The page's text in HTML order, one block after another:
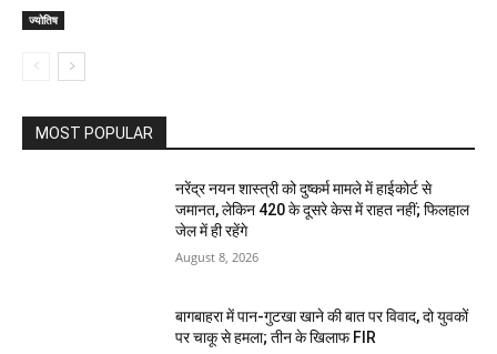
ज्योतिष
MOST POPULAR
नरेंद्र नयन शास्त्री को दुष्कर्म मामले में हाईकोर्ट से
जमानत, लेकिन 420 के दूसरे केस में राहत नहीं; फिलहाल
जेल में ही रहेंगे
August 8, 2026
बागबाहरा में पान-गुटखा खाने की बात पर विवाद, दो युवकों
पर चाकू से हमला; तीन के खिलाफ FIR